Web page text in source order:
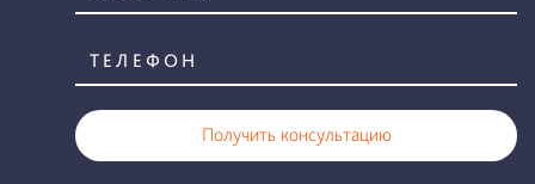
Получить консультацию